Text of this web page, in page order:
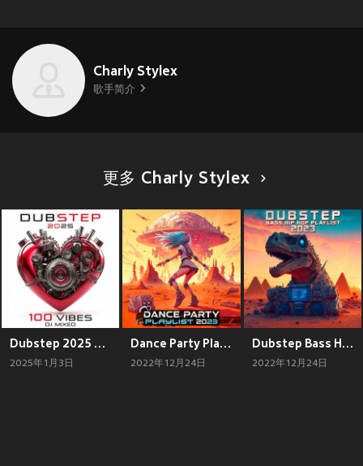
Charly Stylex
歌手简介
更多 Charly Stylex
Dubstep 2025 100 Vibes DJ Mixed (Explicit)
2025年1月3日
Dance Party Playlist 2023 (Explicit)
2022年12月24日
Dubstep Bass Hip Hop Playlist 2023
2022年12月24日